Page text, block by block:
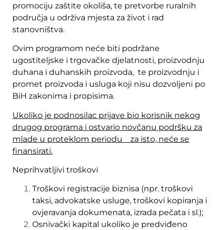
promociju zaštite okoliša, te pretvorbe ruralnih
područja u održiva mjesta za život i rad
stanovništva.
Ovim programom neće biti podržane
ugostiteljske i trgovačke djelatnosti, proizvodnju
duhana i duhanskih proizvoda, te proizvodnju i
promet proizvoda i usluga koji nisu dozvoljeni po
BiH zakonima i propisima.
Ukoliko je podnosilac prijave bio korisnik nekog
drugog programa i ostvario novčanu podršku za
mlade u proteklom periodu za isto, neće se
finansirati.
Neprihvatljivi troškovi
Troškovi registracije biznisa (npr. troškovi
taksi, advokatske usluge, troškovi kopiranja i
ovjeravanja dokumenata, izrada pečata i sl.);
Osnivački kapital ukoliko je predviđeno